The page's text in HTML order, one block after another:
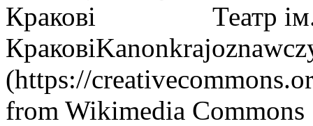
Театр
Кракові
(https://
from Wikimedia Commons